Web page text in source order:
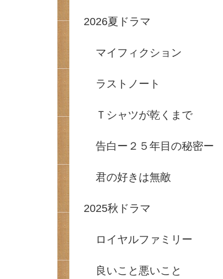
2026夏ドラマ
マイフィクション
ラストノート
Ｔシャツが乾くまで
告白ー２５年目の秘密ー
君の好きは無敵
2025秋ドラマ
ロイヤルファミリー
良いこと悪いこと